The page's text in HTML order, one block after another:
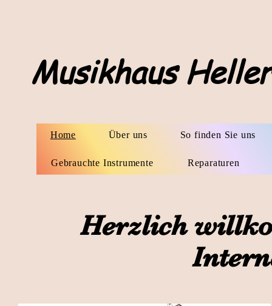
Musikhaus
Home Über uns So finden Sie uns
Gebrauchte Instrumente Reparaturen
Herzlich